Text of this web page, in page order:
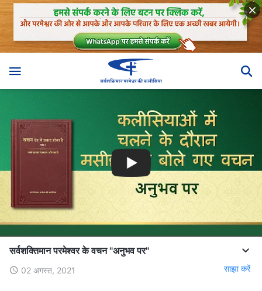
सर्वशक्तिमान परमेश्वर के वचन "अनुभव पर"
02 अगस्त, 2021 साझा करें